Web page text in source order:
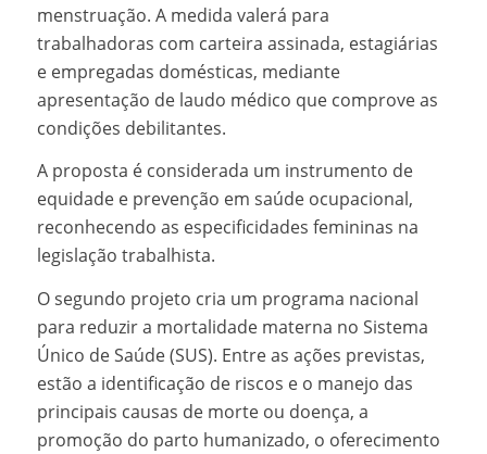
menstruação. A medida valerá para
trabalhadoras com carteira assinada, estagiárias
e empregadas domésticas, mediante
apresentação de laudo médico que comprove as
condições debilitantes.
A proposta é considerada um instrumento de
equidade e prevenção em saúde ocupacional,
reconhecendo as especificidades femininas na
legislação trabalhista.
O segundo projeto cria um programa nacional
para reduzir a mortalidade materna no Sistema
Único de Saúde (SUS). Entre as ações previstas,
estão a identificação de riscos e o manejo das
principais causas de morte ou doença, a
promoção do parto humanizado, o oferecimento